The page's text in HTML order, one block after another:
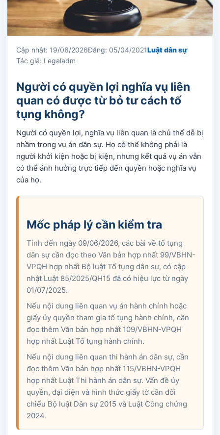
Cập nhật: 19/06/2026Đăng: 05/04/2021Luật dân sự
Tác giả: Legaladm
Người có quyền lợi nghĩa vụ liên
quan có được từ bỏ tư cách tố
tụng không?
Người có quyền lợi, nghĩa vụ liên quan là chủ thể dễ bị
nhầm trong vụ án dân sự. Họ có thể không phải là
người khởi kiện hoặc bị kiện, nhưng kết quả vụ án vẫn
có thể ảnh hưởng trực tiếp đến quyền hoặc nghĩa vụ
của họ.
Mốc pháp lý cần kiểm tra
Tính đến ngày 09/06/2026, các bài về tố tụng
dân sự cần đọc theo Văn bản hợp nhất 99/VBHN-
VPQH hợp nhất Bộ luật Tố tụng dân sự, có cập
nhật Luật 85/2025/QH15 đã có hiệu lực từ ngày
01/07/2025.
Nếu nội dung liên quan vụ án hành chính hoặc
giấy ủy quyền tham gia tố tụng hành chính, cần
đọc thêm Văn bản hợp nhất 109/VBHN-VPQH
hợp nhất Luật Tố tụng hành chính.
Nếu nội dung liên quan thi hành án dân sự, cần
đọc thêm Văn bản hợp nhất 115/VBHN-VPQH
hợp nhất Luật Thi hành án dân sự. Vấn đề ủy
quyền, đại diện và hình thức giấy tờ cần đối
chiếu Bộ luật Dân sự 2015 và Luật Công chứng
2024.